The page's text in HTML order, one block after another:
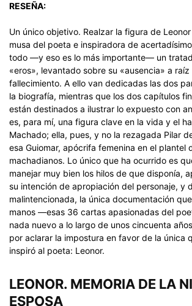
RESEÑA:
Un único objetivo. Realzar la figura de
musa del poeta e inspiradora de
todo —y eso es lo más importante— un
«eros», levantado sobre su «ausencia» a raíz
fallecimiento. A ello van dedicadas las dos
la biografía, mientras que los dos capítulos
están destinados a ilustrar lo expuesto con
es, para mí, una figura clave en la vida y el
Machado; ella, pues, y no la rezagada Pilar
esa Guiomar, apócrifa femenina en el plantel
machadianos. Lo único que ha ocurrido es
manejar muy bien los hilos de que disponía,
su intención de apropiación del personaje, y
malintencionada, la única documentación
manos —esas 36 cartas apasionadas del
nada nuevo a lo largo de unos cincuenta
por aclarar la impostura en favor de la única
inspiró al poeta: Leonor.
LEONOR. MEMORIA DE LA
ESPOSA